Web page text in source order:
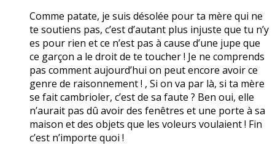
Comme patate, je suis désolée pour ta mère qui ne
te soutiens pas, c’est d’autant plus injuste que tu n’y
es pour rien et ce n’est pas à cause d’une jupe que
ce garçon a le droit de te toucher ! Je ne comprends
pas comment aujourd’hui on peut encore avoir ce
genre de raisonnement ! , Si on va par là, si ta mère
se fait cambrioler, c’est de sa faute ? Ben oui, elle
n’aurait pas dû avoir des fenêtres et une porte à sa
maison et des objets que les voleurs voulaient ! Fin
c’est n’importe quoi !